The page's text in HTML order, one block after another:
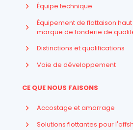
Équipe technique
Équipement de flottaison
marque de fonderie de
Distinctions et qualifications
Voie de développement
CE QUE NOUS FAISONS
Accostage et amarrage
Solutions flottantes pour